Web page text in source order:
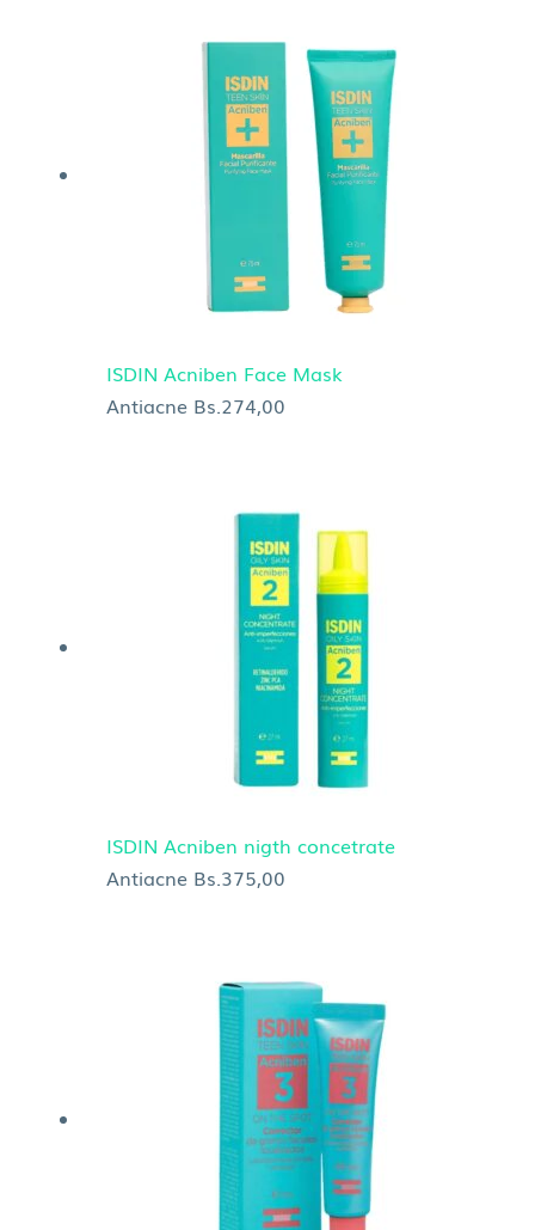
ISDIN Acniben Face Mask
Antiacne Bs.274,00
ISDIN Acniben nigth concetrate
Antiacne Bs.375,00